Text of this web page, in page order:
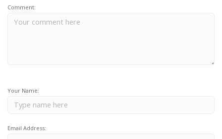
Comment:
Your Name:
Email Address: